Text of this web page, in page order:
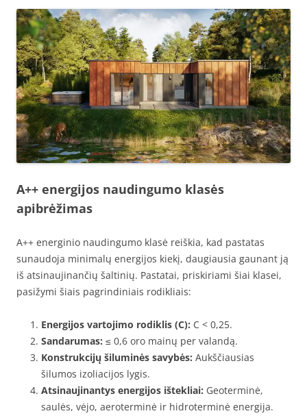
A++ energijos naudingumo klasės
apibrėžimas
A++ energinio naudingumo klasė reiškia, kad pastatas
sunaudoja minimalų energijos kiekį, daugiausia gaunant ją
iš atsinaujinančių šaltinių. Pastatai, priskiriami šiai klasei,
pasižymi šiais pagrindiniais rodikliais:
Energijos vartojimo rodiklis (C): C < 0,25.
Sandarumas: ≤ 0,6 oro mainų per valandą.
Konstrukcijų šiluminės savybės: Aukščiausias
šilumos izoliacijos lygis.
Atsinaujinantys energijos ištekliai: Geoterminė,
saulės, vėjo, aeroterminė ir hidroterminė energija.